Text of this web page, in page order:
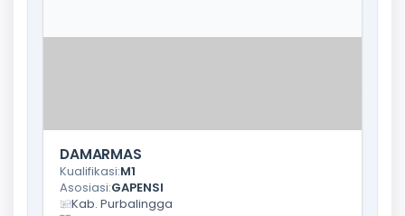
DAMARMAS
Kualifikasi:M1
Asosiasi:GAPENSI
Kab. Purbalingga